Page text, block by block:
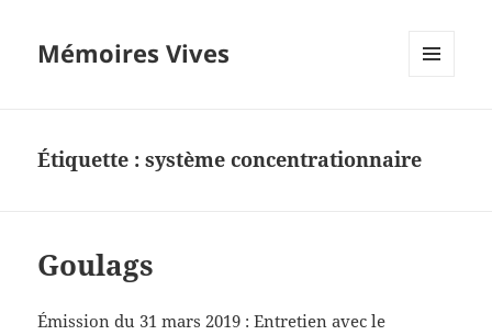
Mémoires Vives
Étiquette :système concentrationnaire
Goulags
Émission du 31 mars 2019 : Entretien avec le